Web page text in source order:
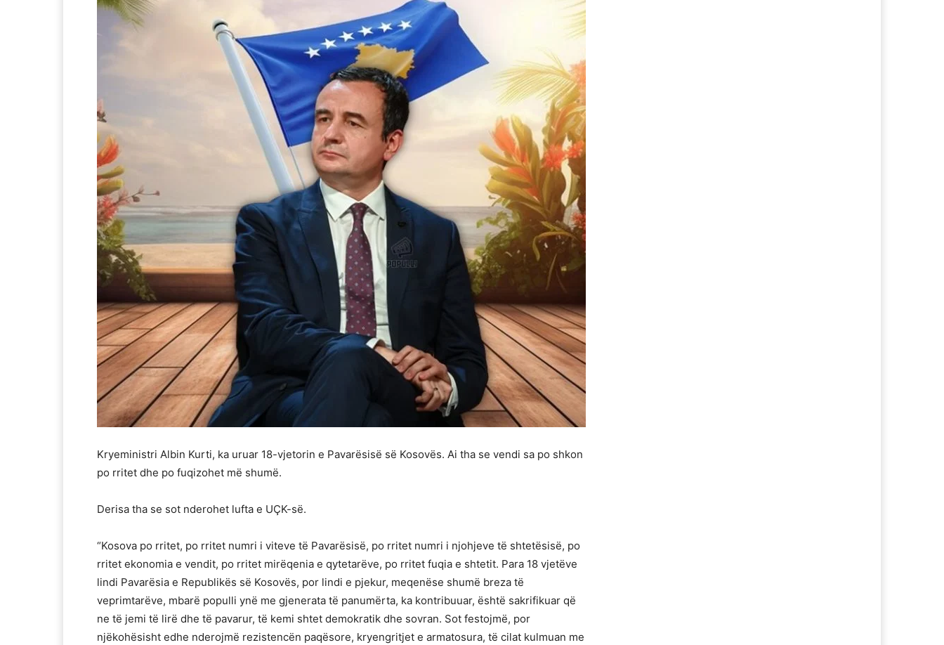
Kryeministri Albin Kurti, ka uruar 18-vjetorin e Pavarësisë së Kosovës. Ai tha se vendi sa po shkon
po rritet dhe po fuqizohet më shumë.
Derisa tha se sot nderohet lufta e UÇK-së.
“Kosova po rritet, po rritet numri i viteve të Pavarësisë, po rritet numri i njohjeve të shtetësisë, po
rritet ekonomia e vendit, po rritet mirëqenia e qytetarëve, po rritet fuqia e shtetit. Para 18 vjetëve
lindi Pavarësia e Republikës së Kosovës, por lindi e pjekur, meqenëse shumë breza të
veprimtarëve, mbarë populli ynë me gjenerata të panumërta, ka kontribuuar, është sakrifikuar që
ne të jemi të lirë dhe të pavarur, të kemi shtet demokratik dhe sovran. Sot festojmë, por
njëkohësisht edhe nderojmë rezistencën paqësore, kryengritjet e armatosura, të cilat kulmuan me